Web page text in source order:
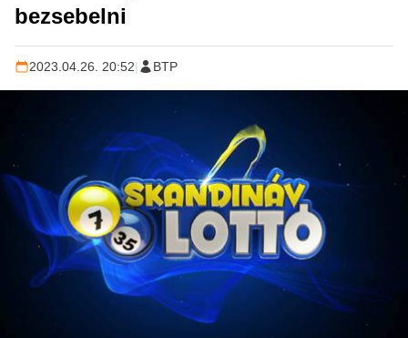
bezsebelni
2023.04.26. 20:52| BTP